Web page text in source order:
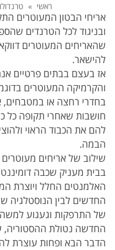
ראשי »
אריחי הבטון המעוטרים
ובניגוד לכל הטרנדים
שהאריחים המעוטרים
להישאר.
אז בעצם בבתים פרטיים
והקרמיקה המעוטרים
בחדרי רחצה או במטבחים,
חושבות שאחרי תקופה כל
להם את הכבוד הראוי
הבמה.
שילוב של אריחים
בבית מעניק שכבה
האלמנטים החלל ויוצרת
החדשים לבין הנוסטלגיה
של התרפקות וגעגוע
החדשה נטולת ההסטוריה,
הדבר הבא ופחות עוצרת